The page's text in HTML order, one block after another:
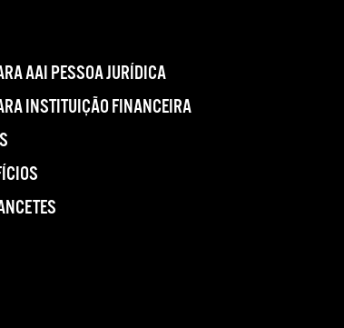
AAI PESSOA JURÍDICA
INSTITUIÇÃO FINANCEIRA